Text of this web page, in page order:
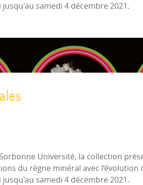
samedi 4 décembre 2021.
Université, la collection
du règne minéral avec
samedi 4 décembre 2021.